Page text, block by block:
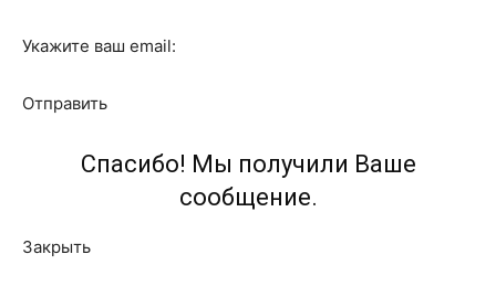
Укажите ваш email:
Отправить
Спасибо! Мы получили Ваше
сообщение.
Закрыть